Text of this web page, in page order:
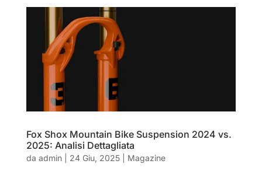
Fox Shox Mountain Bike Suspension 2024 vs.
2025: Analisi Dettagliata
da admin| 24 Giu, 2025| Magazine